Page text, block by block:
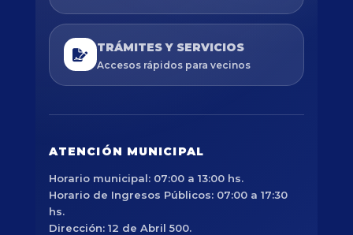
TRÁMITES Y SERVICIOS
Accesos rápidos para vecinos
ATENCIÓN MUNICIPAL
Horario municipal: 07:00 a 13:00 hs.
Horario de Ingresos Públicos: 07:00 a 17:30
hs.
Dirección: 12 de Abril 500.